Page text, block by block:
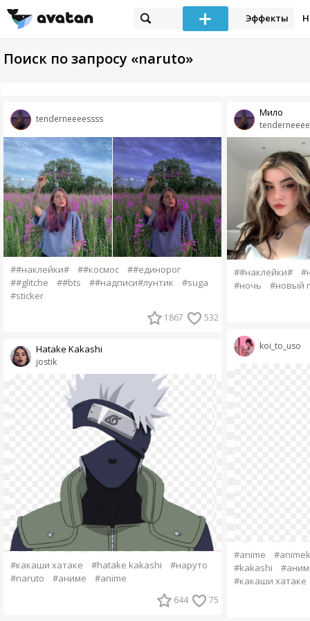
Эффекты
Поиск по запросу «naruto»
tenderneeeessss
##наклейки# ##космос
##единорог
##glitche
##bts ##надписи#лунтик
#suga
#sticker
1867 532
jostik
Hatake Kakashi
#какаши хатаке #hatake kakashi
#наруто
#naruto
#аниме #anime
644 75
Мило
##наклейки#
#ночь
#новый
koi_to_uso
#anime
#kakashi
#какаши хатаке